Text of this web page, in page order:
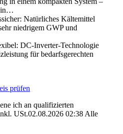
Natürliches Kältemittel
niedrigem GWP und
DC-Inverter-Technologie
für bedarfsgerechten
prüfen
ich an qualifizierten
USt.02.08.2026 02:38 Alle